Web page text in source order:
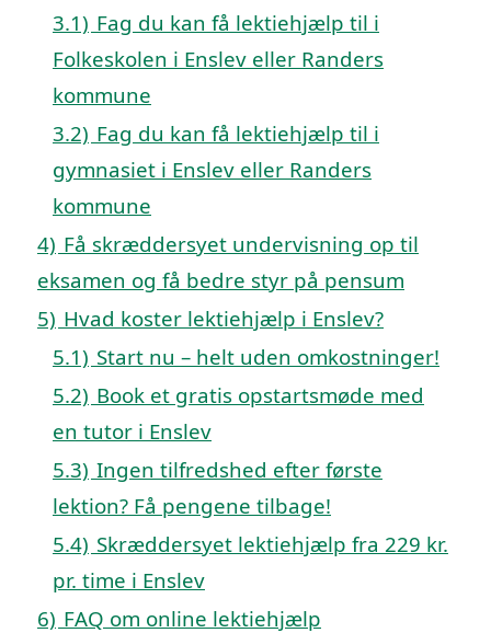
3.1) Fag du kan få lektiehjælp til i
Folkeskolen i Enslev eller Randers
kommune
3.2) Fag du kan få lektiehjælp til i
gymnasiet i Enslev eller Randers
kommune
4) Få skræddersyet undervisning op til
eksamen og få bedre styr på pensum
5) Hvad koster lektiehjælp i Enslev?
5.1) Start nu – helt uden omkostninger!
5.2) Book et gratis opstartsmøde med
en tutor i Enslev
5.3) Ingen tilfredshed efter første
lektion? Få pengene tilbage!
5.4) Skræddersyet lektiehjælp fra 229 kr.
pr. time i Enslev
6) FAQ om online lektiehjælp